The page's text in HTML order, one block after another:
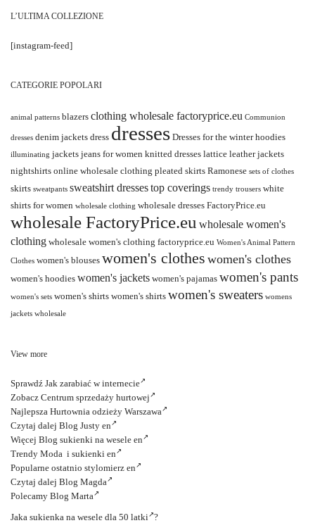
L’ULTIMA COLLEZIONE
[instagram-feed]
CATEGORIE POPOLARI
animal patterns blazers clothing wholesale factoryprice.eu Communion
dresses denim jackets dress dresses Dresses for the winter hoodies
illuminating jackets jeans for women knitted dresses lattice leather jackets
nightshirts online wholesale clothing pleated skirts Ramonese sets of clothes
skirts sweatpants sweatshirt dressestop coverings trendy trousers white
shirts for women wholesale clothing wholesale dresses FactoryPrice.eu
wholesale FactoryPrice.eu wholesale women's
clothing wholesale women's clothing factoryprice.eu Women's Animal Pattern
Clothes women's blouses women's clothes women's clothes
women's hoodies women's jackets women's pajamas women's pants
women's sets women's shirts women's shirts women's sweaters womens
jackets wholesale
View more
Sprawdź Jak zarabiać w internecie
Zobacz Centrum sprzedaży hurtowej
Najlepsza Hurtownia odzieży Warszawa
Czytaj dalej Blog Justy en
Więcej Blog sukienki na wesele en
Trendy Moda i sukienki en
Popularne ostatnio stylomierz en
Czytaj dalej Blog Magda
Polecamy Blog Marta
Jaka sukienka na wesele dla 50 latki ?